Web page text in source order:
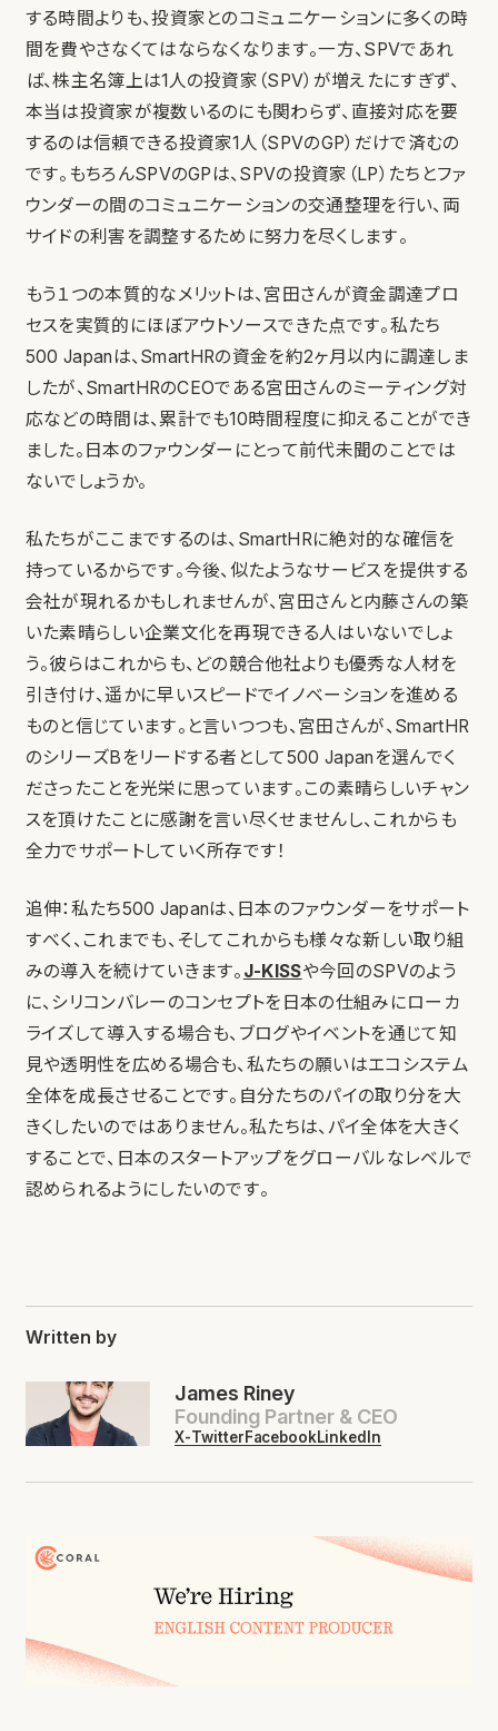
する時間よりも、投資家とのコミュニケーションに多くの時
間を費やさなくてはならなくなります。一方、SPVであれ
ば、株主名簿上は1人の投資家（SPV）が増えたにすぎず、
本当は投資家が複数いるのにも関わらず、直接対応を要
するのは信頼できる投資家1人（SPVのGP）だけで済むの
です。もちろんSPVのGPは、SPVの投資家（LP）たちとファ
ウンダーの間のコミュニケーションの交通整理を行い、両
サイドの利害を調整するために努力を尽くします。
もう１つの本質的なメリットは、宮田さんが資金調達プロ
セスを実質的にほぼアウトソースできた点です。私たち
500 Japanは、SmartHRの資金を約2ヶ月以内に調達しま
したが、SmartHRのCEOである宮田さんのミーティング対
応などの時間は、累計でも10時間程度に抑えることができ
ました。日本のファウンダーにとって前代未聞のことでは
ないでしょうか。
私たちがここまでするのは、SmartHRに絶対的な確信を
持っているからです。今後、似たようなサービスを提供する
会社が現れるかもしれませんが、宮田さんと内藤さんの築
いた素晴らしい企業文化を再現できる人はいないでしょ
う。彼らはこれからも、どの競合他社よりも優秀な人材を
引き付け、遥かに早いスピードでイノベーションを進める
ものと信じています。 と言いつつも、宮田さんが、SmartHR
のシリーズBをリードする者として500 Japanを選んでく
ださったことを光栄に思っています。この素晴らしいチャン
スを頂けたことに感謝を言い尽くせませんし、これからも
全力でサポートしていく所存です！
追伸：私たち500 Japanは、日本のファウンダーをサポート
すべく、これまでも、そしてこれからも様々な新しい取り組
みの導入を続けていきます。 J-KISSや今回のSPVのよう
に、シリコンバレーのコンセプトを日本の仕組みにローカ
ライズして導入する場合も、ブログやイベントを通じて知
見や透明性を広める場合も、私たちの願いはエコシステム
全体を成長させることです。自分たちのパイの取り分を大
きくしたいのではありません。私たちは、パイ全体を大きく
することで、日本のスタートアップをグローバルなレベルで
認められるようにしたいのです。
Written by
James Riney
Founding Partner & CEO
X-TwitterFacebookLinkedIn